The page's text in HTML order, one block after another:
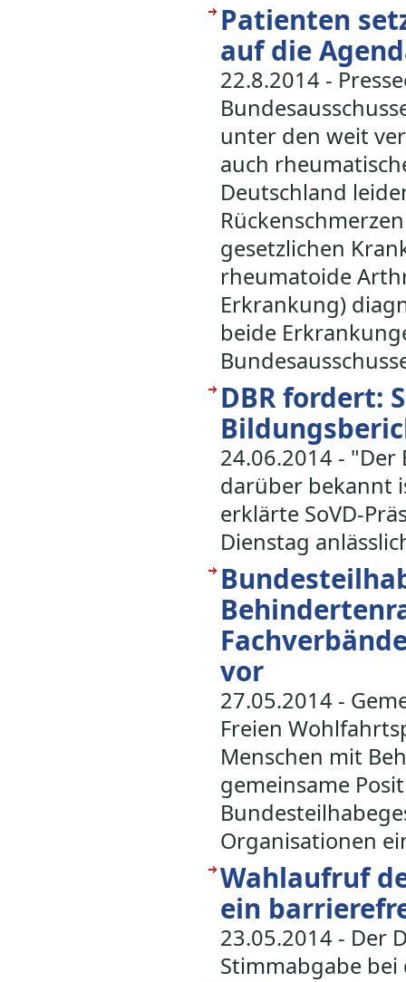
Patienten
auf die
22.8.2014 -
unter den weit
auch
Deutschland
gesetzlichen
rheumatoide
Erkrankung)
beide
DBR fordert:
24.06.2014 -
darüber bekannt
erklärte SoVD-
Dienstag
vor
27.05.2014 -
Freien
Menschen mit
gemeinsame
Organisationen
Wahlaufruf
ein
23.05.2014 - Der
Stimmabgabe bei